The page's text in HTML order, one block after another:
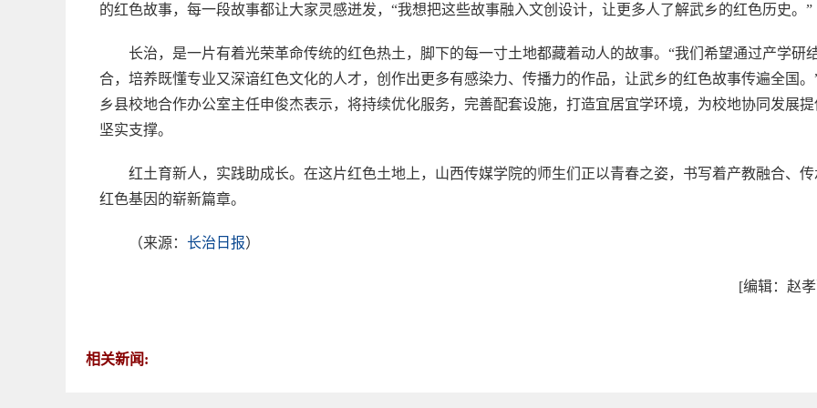
的红色故事，每一段故事都让大家灵感迸发，“我想把这些故事融入文创设计，让更多人了解武乡的红色历史。”
长治，是一片有着光荣革命传统的红色热土，脚下的每一寸土地都藏着动人的故事。“我们希望通过产学研
合，培养既懂专业又深谙红色文化的人才，创作出更多有感染力、传播力的作品，让武乡的红色故事传遍全国。
乡县校地合作办公室主任申俊杰表示，将持续优化服务，完善配套设施，打造宜居宜学环境，为校地协同发展提
坚实支撑。
红土育新人，实践助成长。在这片红色土地上，山西传媒学院的师生们正以青春之姿，书写着产教融合、传
红色基因的崭新篇章。
（来源： 长治日报）
[编辑：赵
相关新闻: